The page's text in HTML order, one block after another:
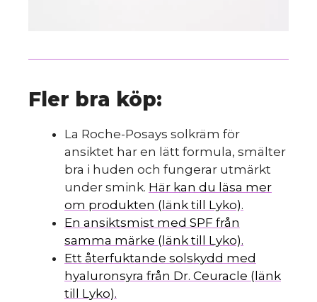
Fler bra köp:
La Roche-Posays solkräm för
ansiktet har en lätt formula, smälter
bra i huden och fungerar utmärkt
under smink. Här kan du läsa mer
om produkten (länk till Lyko).
En ansiktsmist med SPF från
samma märke (länk till Lyko).
Ett återfuktande solskydd med
hyaluronsyra från Dr. Ceuracle (länk
till Lyko).